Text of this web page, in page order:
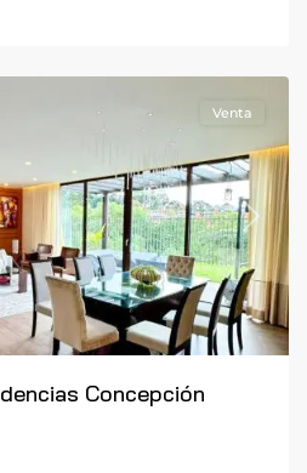
Next
Venta
Concepción